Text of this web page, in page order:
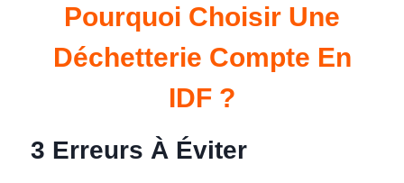
Pourquoi Choisir Une
Déchetterie Compte En
IDF ?
3 Erreurs À Éviter